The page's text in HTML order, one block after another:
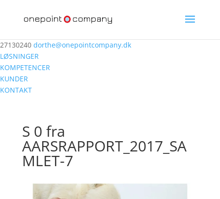
27130240 dorthe@onepointcompany.dk
LØSNINGER
KOMPETENCER
KUNDER
KONTAKT
S 0 fra
AARSRAPPORT_2017_SA
MLET-7